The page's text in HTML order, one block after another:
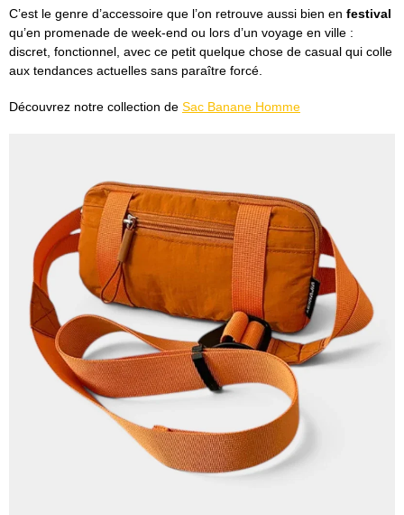
C’est le genre d’accessoire que l’on retrouve aussi bien en festival
qu’en promenade de week-end ou lors d’un voyage en ville :
discret, fonctionnel, avec ce petit quelque chose de casual qui colle
aux tendances actuelles sans paraître forcé.
Découvrez notre collection de Sac Banane Homme